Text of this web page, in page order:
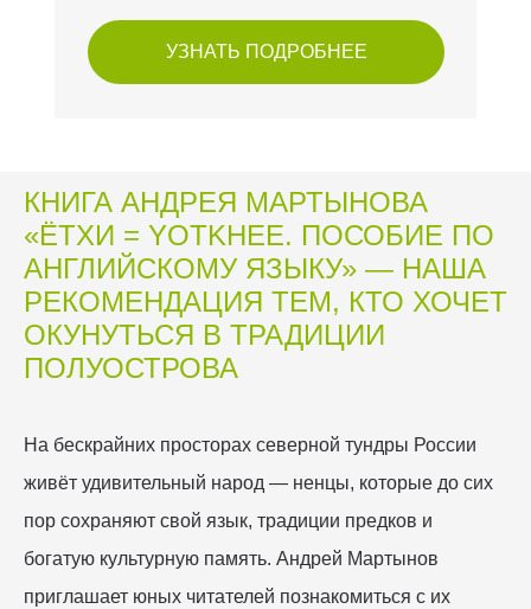
УЗНАТЬ ПОДРОБНЕЕ
КНИГА АНДРЕЯ МАРТЫНОВА
«ЁТХИ = YOTKHEE. ПОСОБИЕ ПО
АНГЛИЙСКОМУ ЯЗЫКУ» — НАША
РЕКОМЕНДАЦИЯ ТЕМ, КТО ХОЧЕТ
ОКУНУТЬСЯ В ТРАДИЦИИ
ПОЛУОСТРОВА
На бескрайних просторах северной тундры России
живёт удивительный народ — ненцы, которые до сих
пор сохраняют свой язык, традиции предков и
богатую культурную память. Андрей Мартынов
приглашает юных читателей познакомиться с их